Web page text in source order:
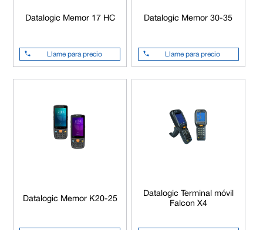
Datalogic Memor 17 HC
Llame para precio
Datalogic Memor 30-35
Llame para precio
Datalogic Memor K20-25
Datalogic Terminal móvil
Falcon X4